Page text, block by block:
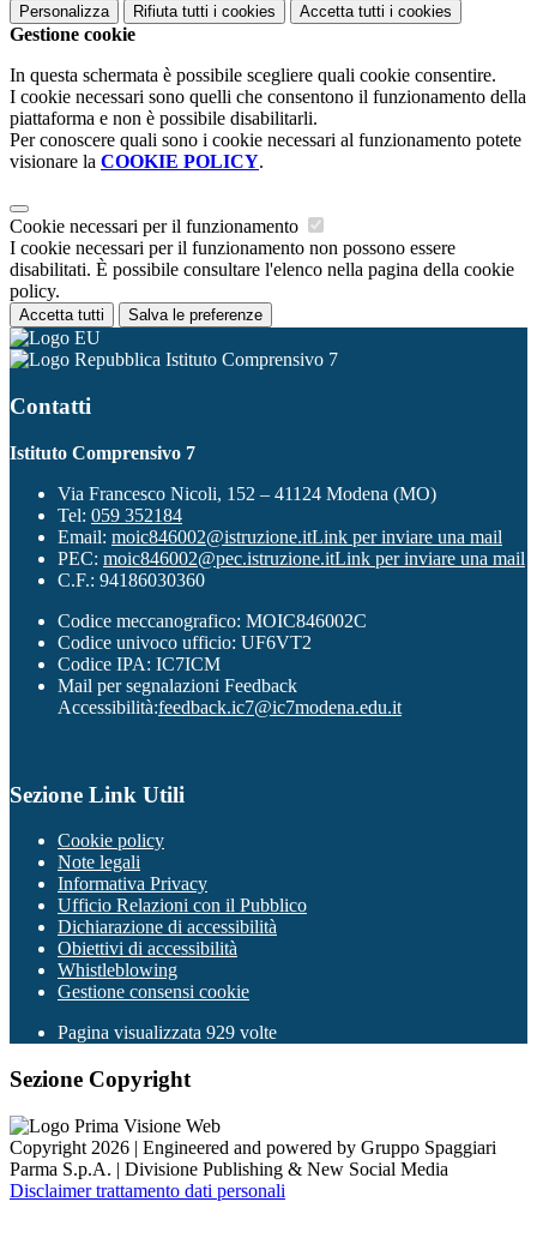
Personalizza Rifiuta tutti i cookies Accetta tutti i cookies
Gestione cookie
In questa schermata è possibile scegliere quali cookie consentire.
I cookie necessari sono quelli che consentono il funzionamento della
piattaforma e non è possibile disabilitarli.
Per conoscere quali sono i cookie necessari al funzionamento potete
visionare la COOKIE POLICY.
Cookie necessari per il funzionamento
I cookie necessari per il funzionamento non possono essere
disabilitati. È possibile consultare l'elenco nella pagina della cookie
policy.
Accetta tutti Salva le preferenze
Istituto Comprensivo 7
Contatti
Istituto Comprensivo 7
Via Francesco Nicoli, 152 – 41124 Modena (MO)
Tel: 059 352184
Email: moic846002@istruzione.itLink per inviare una mail
PEC: moic846002@pec.istruzione.itLink per inviare una mail
C.F.: 94186030360
Codice meccanografico: MOIC846002C
Codice univoco ufficio: UF6VT2
Codice IPA: IC7ICM
Mail per segnalazioni Feedback
Accessibilità:feedback.ic7@ic7modena.edu.it
Sezione Link Utili
Cookie policy
Note legali
Informativa Privacy
Ufficio Relazioni con il Pubblico
Dichiarazione di accessibilità
Obiettivi di accessibilità
Whistleblowing
Gestione consensi cookie
Pagina visualizzata 929 volte
Sezione Copyright
Copyright 2026 | Engineered and powered by Gruppo Spaggiari
Parma S.p.A. | Divisione Publishing & New Social Media
Disclaimer trattamento dati personali